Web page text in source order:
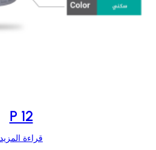
P 12
قراءة المزيد